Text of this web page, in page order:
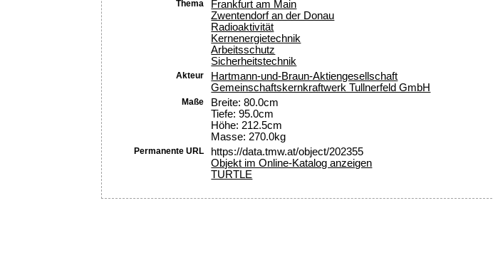
Thema
Frankfurt am Main
Zwentendorf an der Donau
Radioaktivität
Kernenergietechnik
Arbeitsschutz
Sicherheitstechnik
Akteur
Hartmann-und-Braun-Aktiengesellschaft
Gemeinschaftskernkraftwerk Tullnerfeld GmbH
Maße
Breite: 80.0cm
Tiefe: 95.0cm
Höhe: 212.5cm
Masse: 270.0kg
Permanente URL
https://data.tmw.at/object/202355
Objekt im Online-Katalog anzeigen
TURTLE